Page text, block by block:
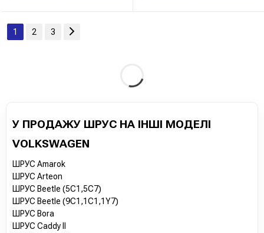
1 2 3
У ПРОДАЖУ ШРУС НА ІНШІ МОДЕЛІ
VOLKSWAGEN
ШРУС Amarok
ШРУС Arteon
ШРУС Beetle (5C1,5C7)
ШРУС Beetle (9C1,1C1,1Y7)
ШРУС Bora
ШРУС Caddy II